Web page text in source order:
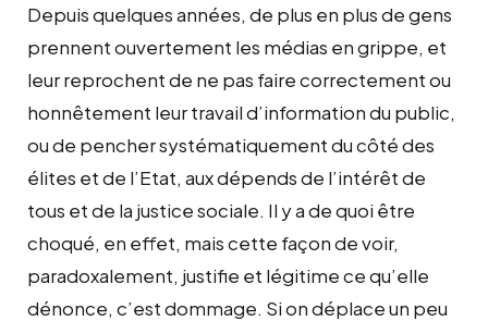
Depuis quelques années, de plus en plus de gens
prennent ouvertement les médias en grippe, et
leur reprochent de ne pas faire correctement ou
honnêtement leur travail d’information du public,
ou de pencher systématiquement du côté des
élites et de l’Etat, aux dépends de l’intérêt de
tous et de la justice sociale. Il y a de quoi être
choqué, en effet, mais cette façon de voir,
paradoxalement, justifie et légitime ce qu’elle
dénonce, c’est dommage. Si on déplace un peu